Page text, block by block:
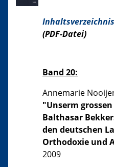
Inhaltsverzeichnis
(PDF-Datei)
Band 20:
Annemarie
"Unserm
Balthasar
den deutschen
Orthodoxie und
2009